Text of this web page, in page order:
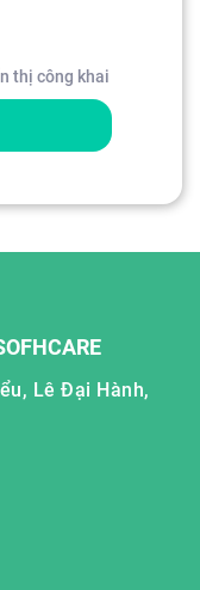
thị công khai
Lê Đại Hành,